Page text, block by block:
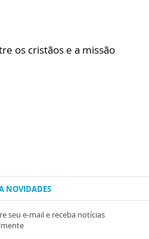
os cristãos e a missão
NOVIDADES
seu e-mail e receba notícias